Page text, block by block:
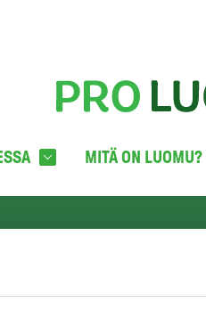
MITÄ ON LUOMU?
c/o Boffice